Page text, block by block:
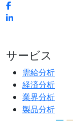
サービス
需給分析
経済分析
業界分析
製品分析